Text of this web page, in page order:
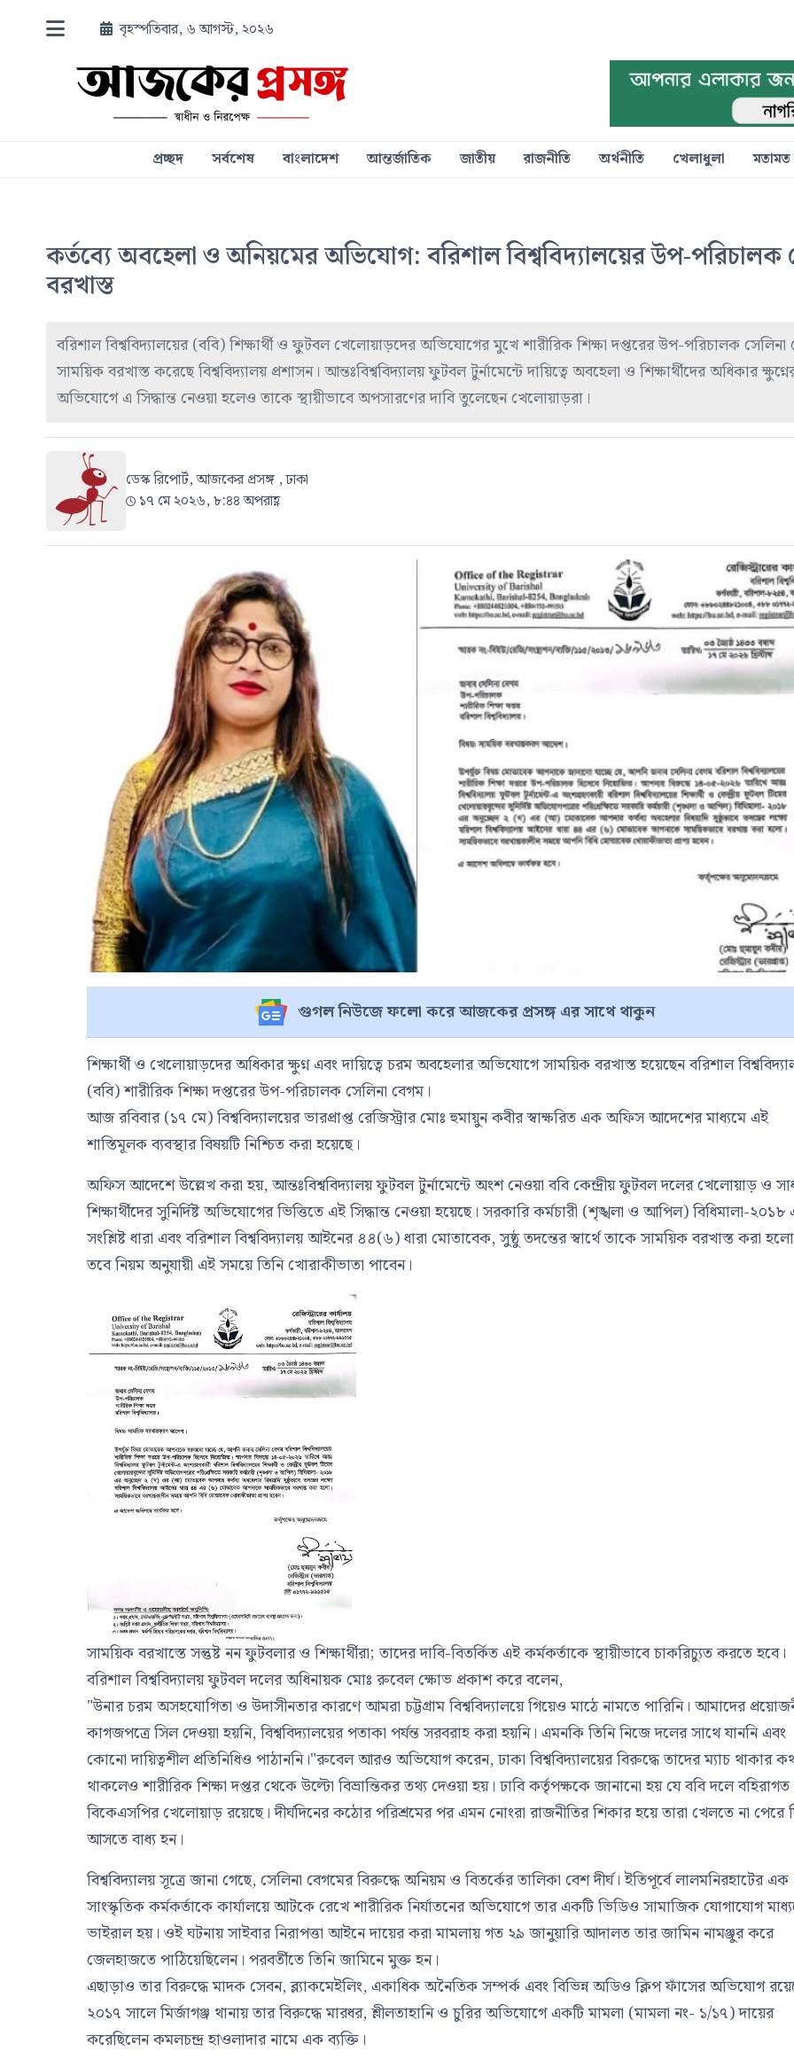
বৃহস্পতিবার, ৬ আগস্ট, ২০২৬
প্রচ্ছদ সর্বশেষ বাংলাদেশ আন্তর্জাতিক জাতীয় রাজনীতি অর্থনীতি খেলাধুলা মতামত
কর্তব্যে অবহেলা ও অনিয়মের অভিযোগ: বরিশাল বিশ্ববিদ্যালয়ের উপ-পরিচালক
বরখাস্ত
বরিশাল বিশ্ববিদ্যালয়ের (ববি) শিক্ষার্থী ও ফুটবল খেলোয়াড়দের অভিযোগের মুখে শারীরিক শিক্ষা দপ্তরের উপ-পরিচালক
সাময়িক বরখাস্ত করেছে বিশ্ববিদ্যালয় প্রশাসন। আন্তঃবিশ্ববিদ্যালয় ফুটবল টুর্নামেন্টে দায়িত্বে অবহেলা ও শিক্ষার্থীদের অধিকার
অভিযোগে এ সিদ্ধান্ত নেওয়া হলেও তাকে স্থায়ীভাবে অপসারণের দাবি তুলেছেন খেলোয়াড়রা।
ডেস্ক রিপোর্ট, আজকের প্রসঙ্গ , ঢাকা
১৭ মে ২০২৬, ৮:৪৪ অপরাহ্ণ
গুগল নিউজে ফলো করে আজকের প্রসঙ্গ এর সাথে থাকুন
শিক্ষার্থী ও খেলোয়াড়দের অধিকার ক্ষুণ্ন এবং দায়িত্বে চরম অবহেলার অভিযোগে সাময়িক বরখাস্ত হয়েছেন বরিশাল
(ববি) শারীরিক শিক্ষা দপ্তরের উপ-পরিচালক সেলিনা বেগম।
আজ রবিবার (১৭ মে) বিশ্ববিদ্যালয়ের ভারপ্রাপ্ত রেজিস্ট্রার মোঃ হুমায়ুন কবীর স্বাক্ষরিত এক অফিস আদেশের মাধ্যমে এই
শাস্তিমূলক ব্যবস্থার বিষয়টি নিশ্চিত করা হয়েছে।
অফিস আদেশে উল্লেখ করা হয়, আন্তঃবিশ্ববিদ্যালয় ফুটবল টুর্নামেন্টে অংশ নেওয়া ববি কেন্দ্রীয় ফুটবল দলের খেলোয়াড় ও
শিক্ষার্থীদের সুনির্দিষ্ট অভিযোগের ভিত্তিতে এই সিদ্ধান্ত নেওয়া হয়েছে। সরকারি কর্মচারী (শৃঙ্খলা ও আপিল) বিধিমালা-
সংশ্লিষ্ট ধারা এবং বরিশাল বিশ্ববিদ্যালয় আইনের ৪৪(৬) ধারা মোতাবেক, সুষ্ঠু তদন্তের স্বার্থে তাকে সাময়িক বরখাস্ত করা
তবে নিয়ম অনুযায়ী এই সময়ে তিনি খোরাকীভাতা পাবেন।
সাময়িক বরখাস্তে সন্তুষ্ট নন ফুটবলার ও শিক্ষার্থীরা; তাদের দাবি-বিতর্কিত এই কর্মকর্তাকে স্থায়ীভাবে চাকরিচ্যুত করতে হবে।
বরিশাল বিশ্ববিদ্যালয় ফুটবল দলের অধিনায়ক মোঃ রুবেল ক্ষোভ প্রকাশ করে বলেন,
"উনার চরম অসহযোগিতা ও উদাসীনতার কারণে আমরা চট্টগ্রাম বিশ্ববিদ্যালয়ে গিয়েও মাঠে নামতে পারিনি। আমাদের
কাগজপত্রে সিল দেওয়া হয়নি, বিশ্ববিদ্যালয়ের পতাকা পর্যন্ত সরবরাহ করা হয়নি। এমনকি তিনি নিজে দলের সাথে যাননি এবং
কোনো দায়িত্বশীল প্রতিনিধিও পাঠাননি।"রুবেল আরও অভিযোগ করেন, ঢাকা বিশ্ববিদ্যালয়ের বিরুদ্ধে তাদের ম্যাচ থাকার
থাকলেও শারীরিক শিক্ষা দপ্তর থেকে উল্টো বিভ্রান্তিকর তথ্য দেওয়া হয়। ঢাবি কর্তৃপক্ষকে জানানো হয় যে ববি দলে
বিকেএসপির খেলোয়াড় রয়েছে। দীর্ঘদিনের কঠোর পরিশ্রমের পর এমন নোংরা রাজনীতির শিকার হয়ে তারা খেলতে না পেরে
আসতে বাধ্য হন।
বিশ্ববিদ্যালয় সূত্রে জানা গেছে, সেলিনা বেগমের বিরুদ্ধে অনিয়ম ও বিতর্কের তালিকা বেশ দীর্ঘ। ইতিপূর্বে লালমনিরহাটের এক
সাংস্কৃতিক কর্মকর্তাকে কার্যালয়ে আটকে রেখে শারীরিক নির্যাতনের অভিযোগে তার একটি ভিডিও সামাজিক যোগাযোগ
ভাইরাল হয়। ওই ঘটনায় সাইবার নিরাপত্তা আইনে দায়ের করা মামলায় গত ২৯ জানুয়ারি আদালত তার জামিন নামঞ্জুর করে
জেলহাজতে পাঠিয়েছিলেন। পরবর্তীতে তিনি জামিনে মুক্ত হন।
এছাড়াও তার বিরুদ্ধে মাদক সেবন, ব্ল্যাকমেইলিং, একাধিক অনৈতিক সম্পর্ক এবং বিভিন্ন অডিও ক্লিপ ফাঁসের অভিযোগ
২০১৭ সালে মির্জাগঞ্জ থানায় তার বিরুদ্ধে মারধর, শ্লীলতাহানি ও চুরির অভিযোগে একটি মামলা (মামলা নং- ১/১৭) দায়ের
করেছিলেন কমলচন্দ্র হাওলাদার নামে এক ব্যক্তি।